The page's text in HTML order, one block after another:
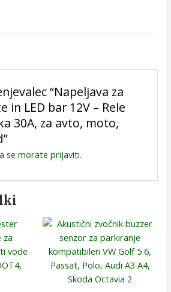
“Napeljava za
in LED bar 12V – Rele
30A, za avto, moto,
se morate prijaviti.